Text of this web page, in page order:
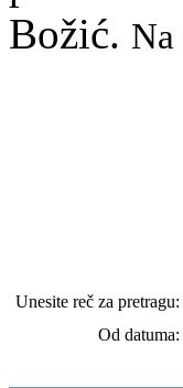
Božić. Na
Unesite reč za pretragu:
Od datuma: